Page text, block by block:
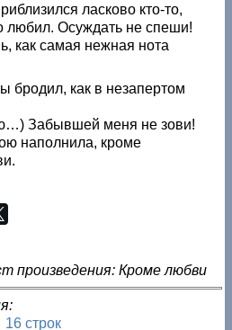
ласково кто-то,
любил. Осуждать не спеши!
как самая нежная нота
бродил, как в незапертом
Забывшей меня не зови!
наполнила, кроме
произведения: Кроме любви
16 строк